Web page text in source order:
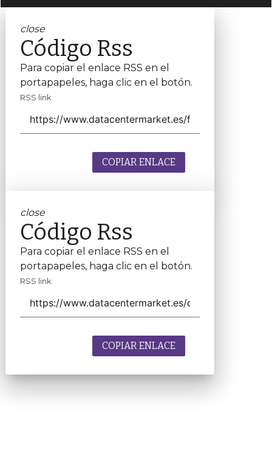
close
Código Rss
Para copiar el enlace RSS en el
portapapeles, haga clic en el botón.
RSS link
COPIAR ENLACE
close
Código Rss
Para copiar el enlace RSS en el
portapapeles, haga clic en el botón.
RSS link
COPIAR ENLACE